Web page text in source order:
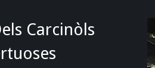
Carcinòls